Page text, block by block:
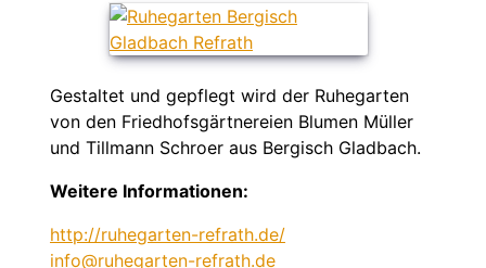
Gestaltet und gepflegt wird der Ruhegarten
von den Friedhofsgärtnereien Blumen Müller
und Tillmann Schroer aus Bergisch Gladbach.
Weitere Informationen:
http://ruhegarten-refrath.de/
info@ruhegarten-refrath.de